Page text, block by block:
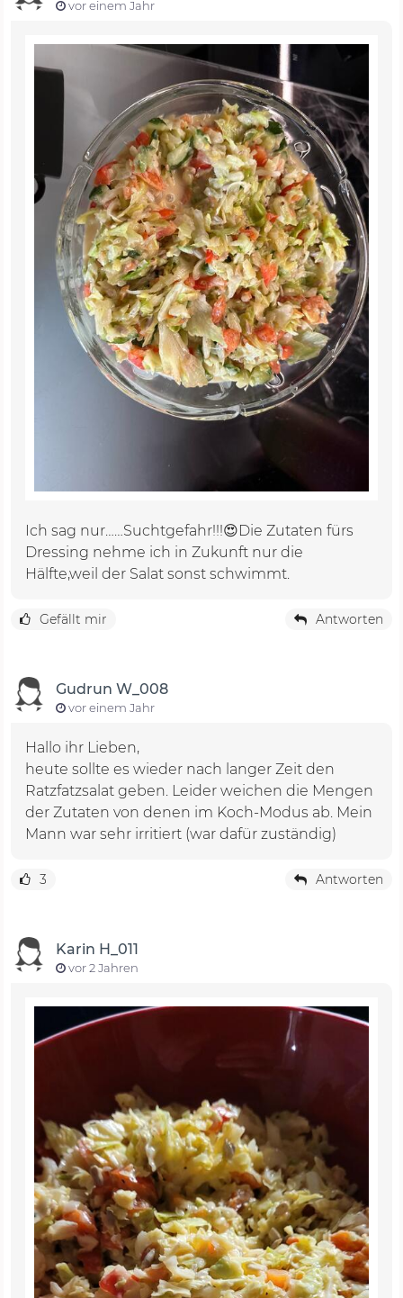
vor einem Jahr
Ich sag nur……Suchtgefahr!!!😍Die Zutaten fürs
Dressing nehme ich in Zukunft nur die
Hälfte,weil der Salat sonst schwimmt.
Gefällt mir Antworten
Gudrun W_008
vor einem Jahr
Hallo ihr Lieben,
heute sollte es wieder nach langer Zeit den
Ratzfatzsalat geben. Leider weichen die Mengen
der Zutaten von denen im Koch-Modus ab. Mein
Mann war sehr irritiert (war dafür zuständig)
3 Antworten
Karin H_011
vor 2 Jahren